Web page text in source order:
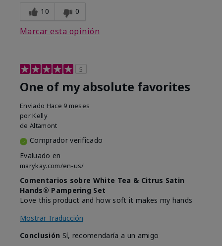
10 0
Marcar esta opinión
5
One of my absolute favorites
Enviado Hace 9 meses
por Kelly
de Altamont
Comprador verificado
Evaluado en
marykay.com/en-us/
Comentarios sobre White Tea & Citrus Satin
Hands® Pampering Set
Love this product and how soft it makes my hands
Mostrar Traducción
Conclusión Sí, recomendaría a un amigo